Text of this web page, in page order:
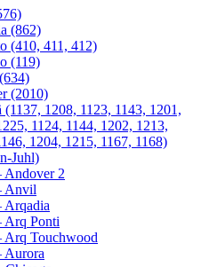
(862)
(410, 411, 412)
(119)
(2010)
(1137, 1208, 1123, 1143, 1201,
1124, 1144, 1202, 1213,
1204, 1215, 1167, 1168)
Juhl)
Andover 2
Anvil
Arqadia
Arq Ponti
Arq Touchwood
Aurora